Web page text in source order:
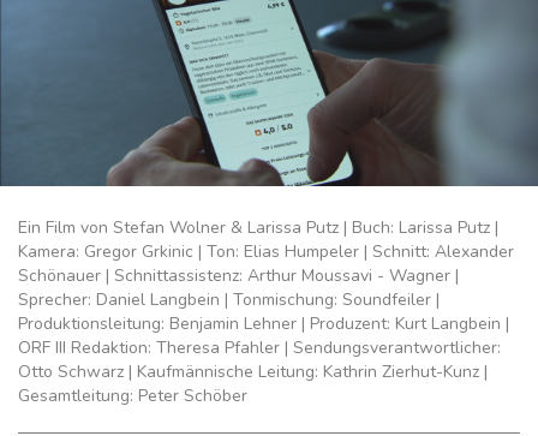
Ein Film von Stefan Wolner & Larissa Putz | Buch: Larissa Putz |
Kamera: Gregor Grkinic | Ton: Elias Humpeler | Schnitt: Alexander
Schönauer | Schnittassistenz: Arthur Moussavi - Wagner |
Sprecher: Daniel Langbein | Tonmischung: Soundfeiler |
Produktionsleitung: Benjamin Lehner | Produzent: Kurt Langbein |
ORF III Redaktion: Theresa Pfahler | Sendungsverantwortlicher:
Otto Schwarz | Kaufmännische Leitung: Kathrin Zierhut-Kunz |
Gesamtleitung: Peter Schöber